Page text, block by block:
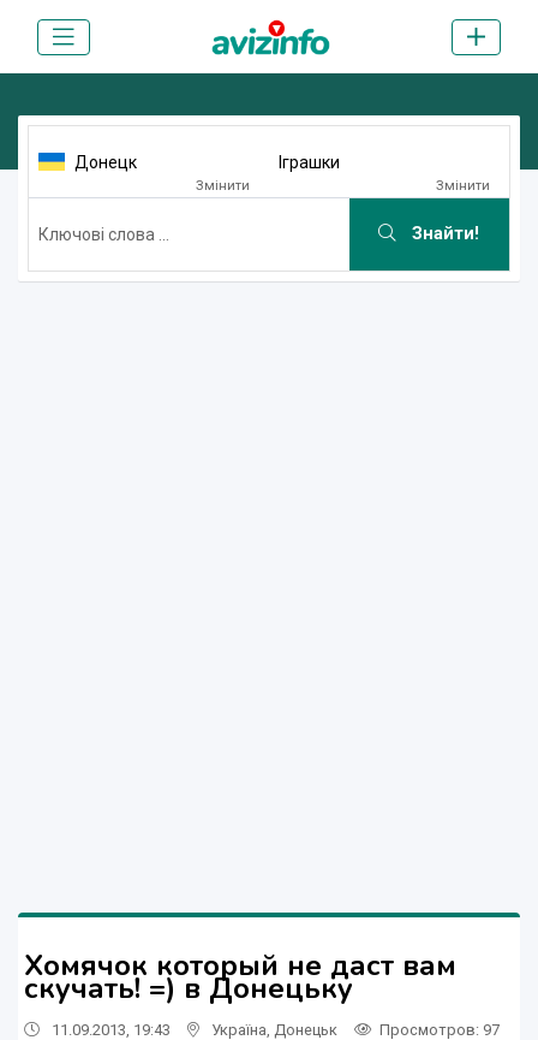
Донецк
Змінити
Iграшки
Змінити
Знайти!
Хомячок который не даст вам
скучать! =) в Донецьку
11.09.2013, 19:43 Україна Донецьк Просмотров: 97